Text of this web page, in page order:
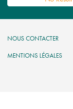
NOUS CONTACTER
MENTIONS LÉGALES